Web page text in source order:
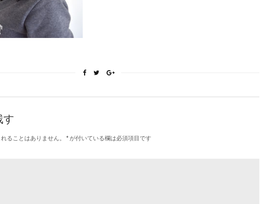
す
ることはありません。 *が付いている欄は必須項目です